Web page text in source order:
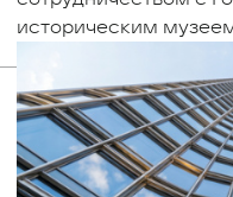
историческим